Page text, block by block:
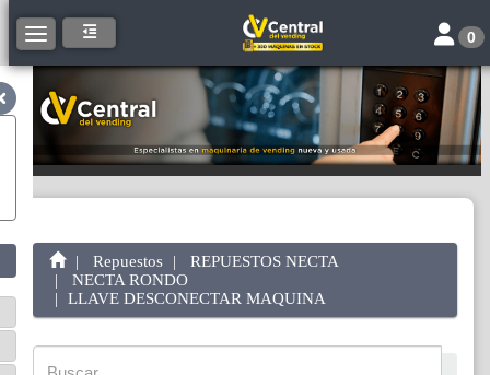
Toggle navigation Toggle
0
Repuestos
REPUESTOS NECTA
NECTA RONDO
LLAVE DESCONECTAR MAQUINA